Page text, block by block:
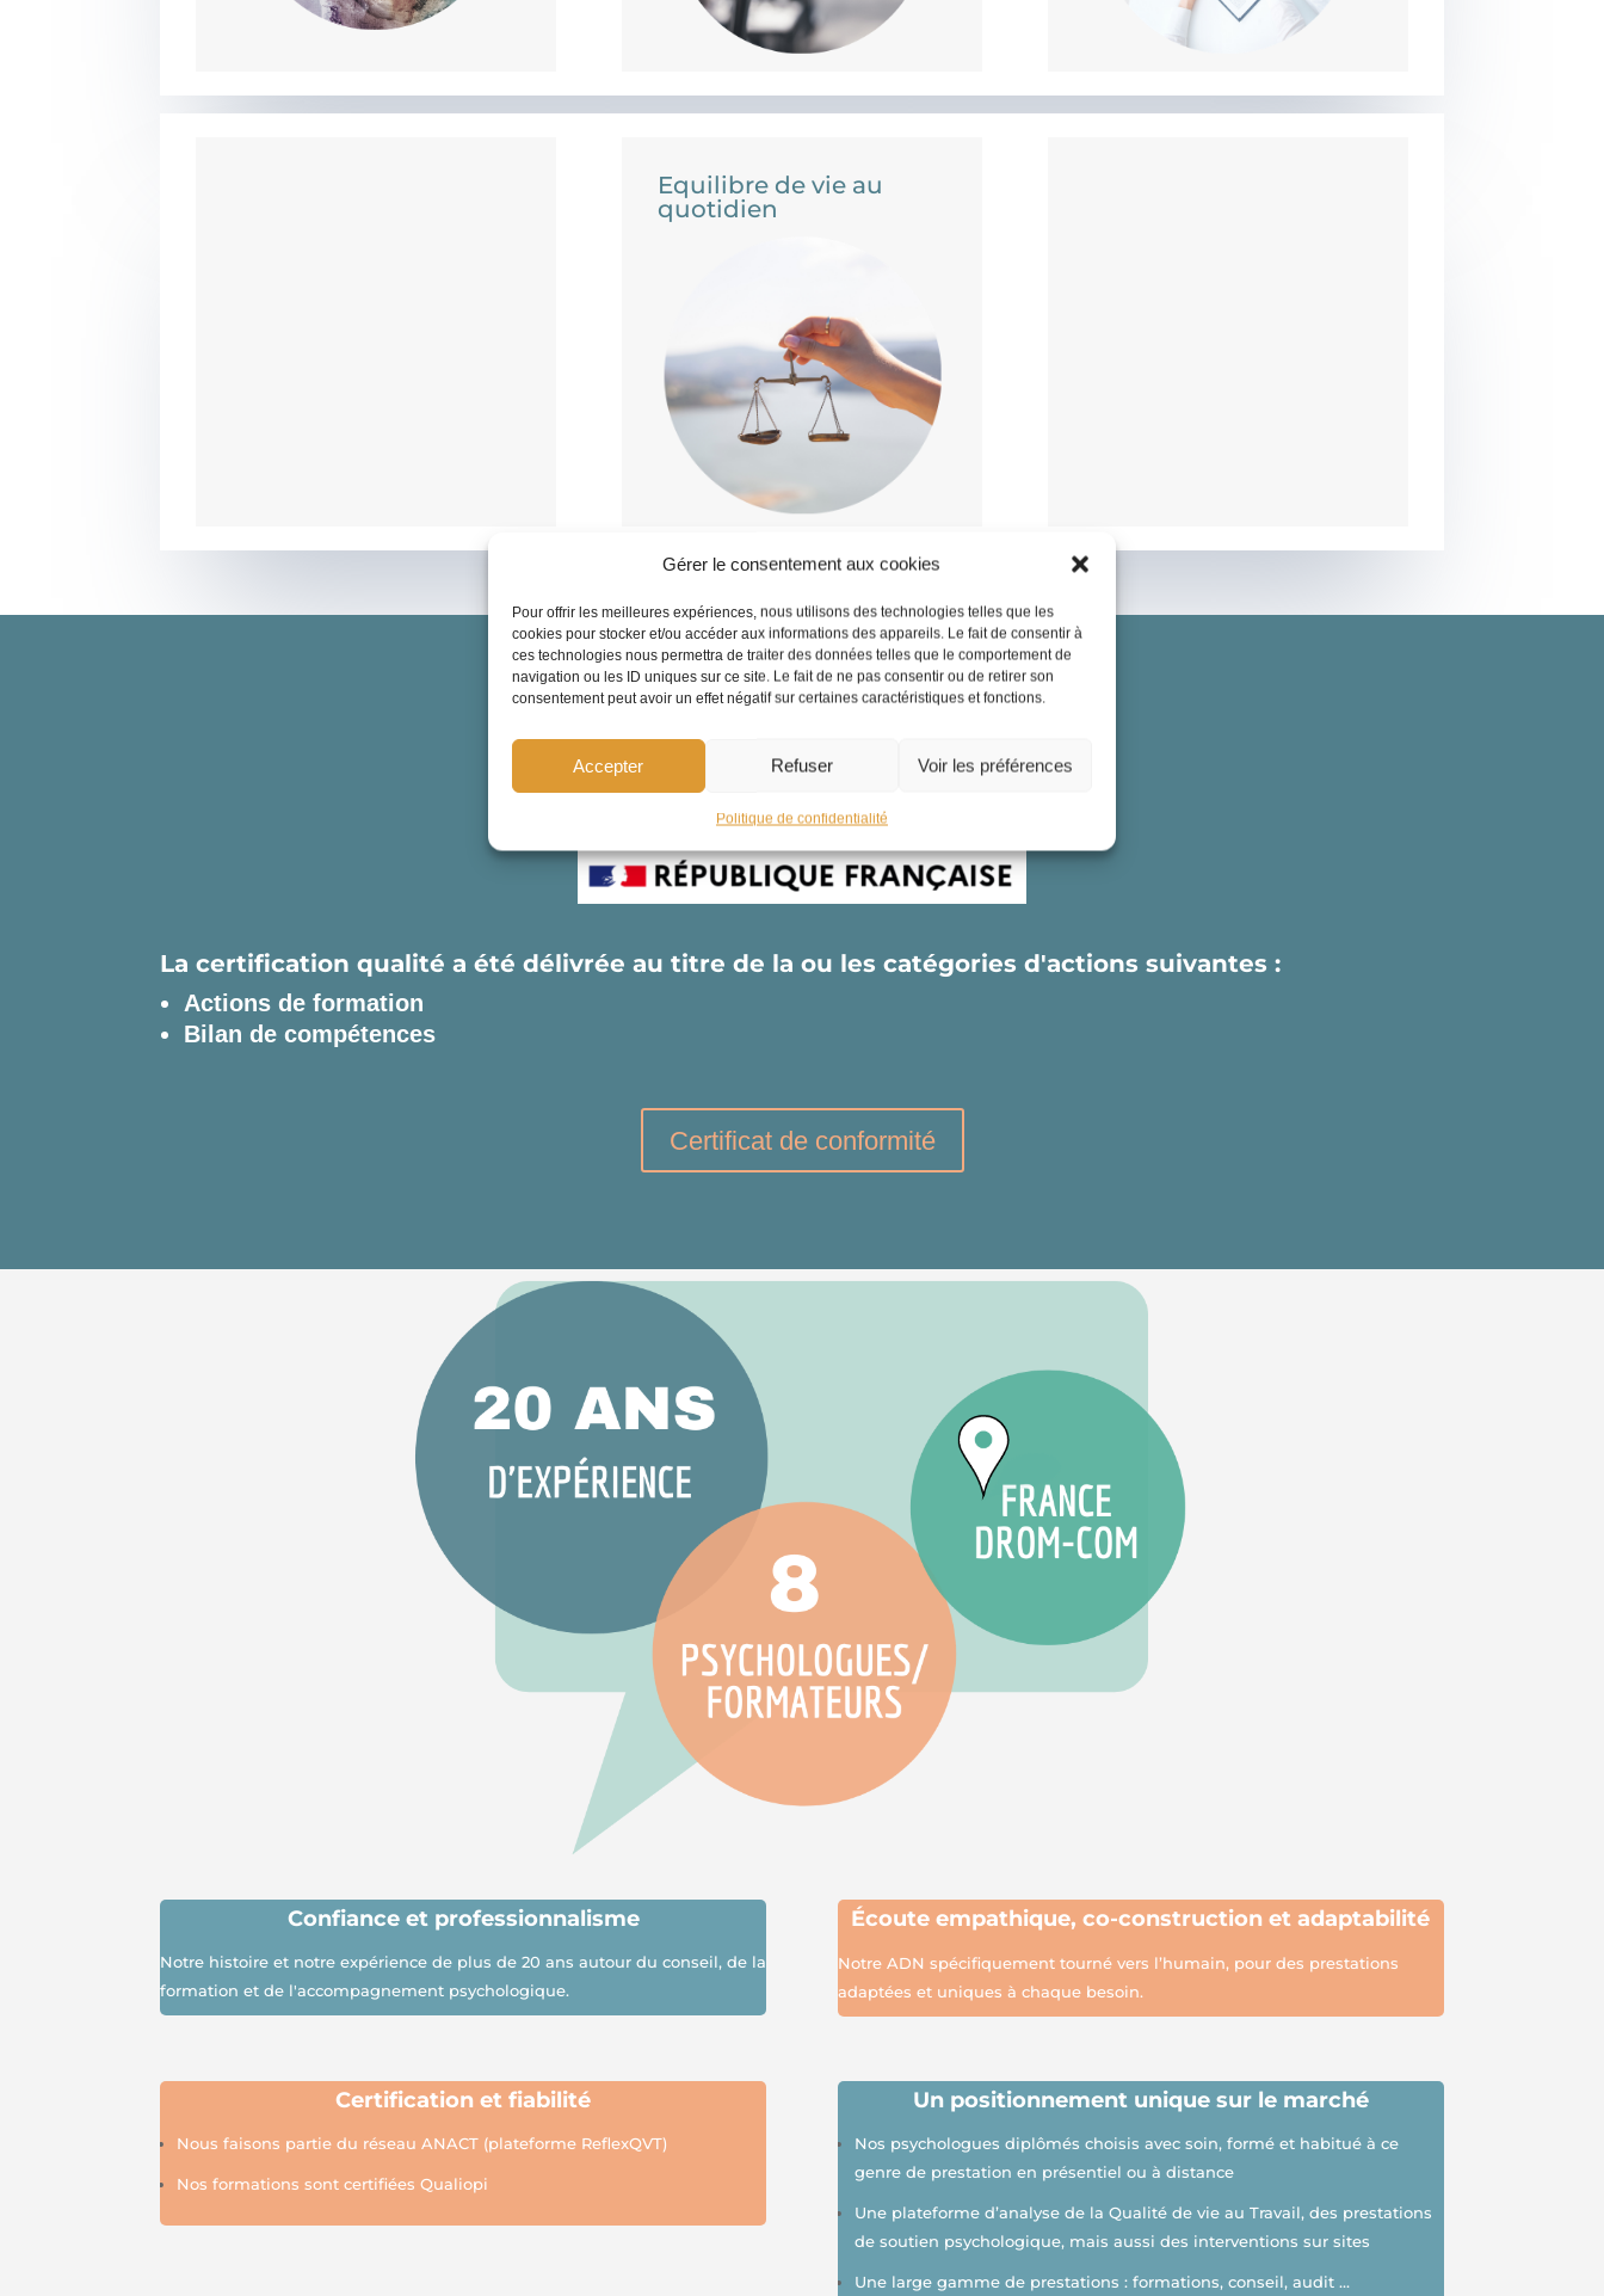
Gérer le consentement aux cookies
Pour offrir les meilleures expériences, nous utilisons des technologies telles que les
cookies pour stocker et/ou accéder aux informations des appareils. Le fait de consentir à
ces technologies nous permettra de traiter des données telles que le comportement de
navigation ou les ID uniques sur ce site. Le fait de ne pas consentir ou de retirer son
consentement peut avoir un effet négatif sur certaines caractéristiques et fonctions.
Accepter Refuser Voir les préférences
Politique de confidentialité
Equilibre de vie au
quotidien
La certification qualité a été délivrée au titre de la ou les catégories d'actions suivantes :
Actions de formation
Bilan de compétences
Certificat de conformité
Confiance et professionnalisme
Notre histoire et notre expérience de plus de 20 ans autour du conseil, de la
formation et de l'accompagnement psychologique.
Écoute empathique,co-construction et adaptabilité
Notre ADN spécifiquement tourné vers l’humain, pour des prestations
adaptées et uniques à chaque besoin.
Certification et fiabilité
Nous faisons partie du réseau ANACT (plateforme ReflexQVT)
Nos formations sont certifiées Qualiopi
Un positionnement unique sur le marché
Nos psychologues diplômés choisis avec soin, formé et habitué à ce
genre de prestation en présentiel ou à distance
Une plateforme d’analyse de la Qualité de vie au Travail, des prestations
de soutien psychologique, mais aussi des interventions sur sites
Une large gamme de prestations : formations, conseil, audit …